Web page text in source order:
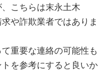
こちらは末永土木
や詐欺業者ではありま
重要な連絡の可能性も
を参考にすると良いか